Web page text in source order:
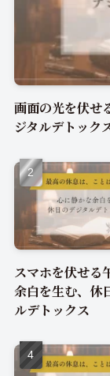
画面の光を伏せ
ジタルデトック
スマホを伏せる
余白を生む、休
ルデトックス